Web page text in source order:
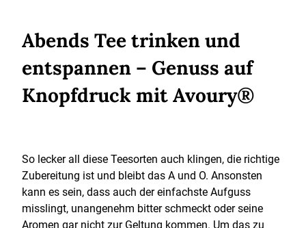
Abends Tee trinken und
entspannen – Genuss auf
Knopfdruck mit Avoury®
So lecker all diese Teesorten auch klingen, die richtige
Zubereitung ist und bleibt das A und O. Ansonsten
kann es sein, dass auch der einfachste Aufguss
misslingt, unangenehm bitter schmeckt oder seine
Aromen gar nicht zur Geltung kommen. Um das zu